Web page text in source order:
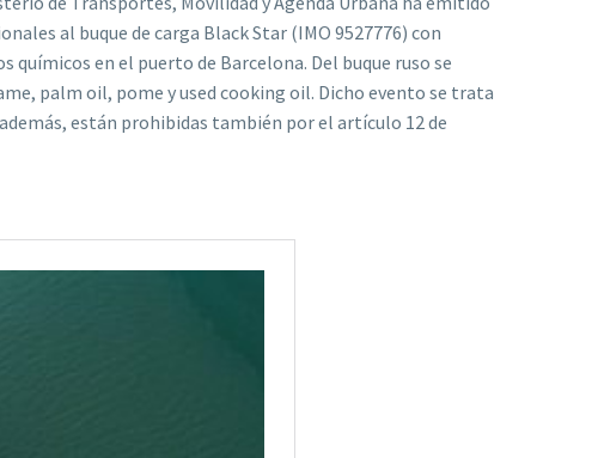
al buque de carga Black Star (IMO 9527776) con
en el puerto de Barcelona. Del buque ruso se
palm oil, pome y used cooking oil. Dicho evento se trata
están prohibidas también por el artículo 12 de